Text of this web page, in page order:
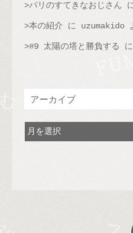
パリのすてきなおじさん
本の紹介 に uzumakido
#9 太陽の塔と勝負する に
アーカイブ